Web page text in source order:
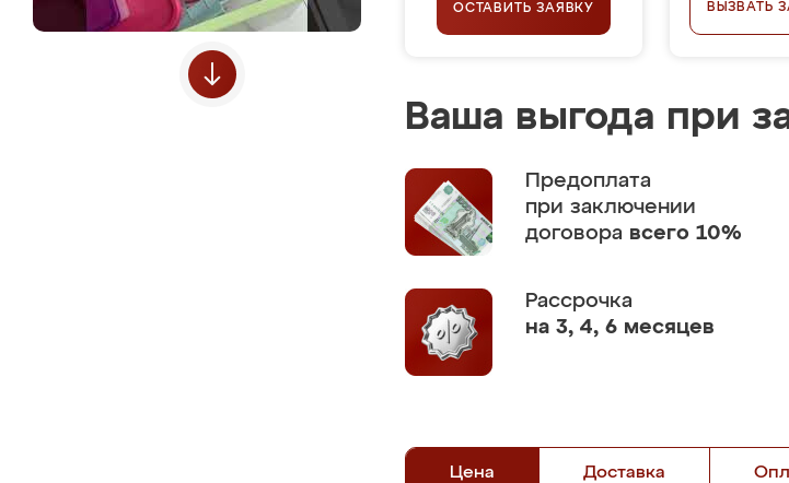
ОСТАВИТЬ ЗАЯВКУ ВЫЗВАТЬ
Ваша выгода при
Предоплата
при заключении
договора всего 10%
Рассрочка
на 3, 4, 6 месяцев
Цена Доставка